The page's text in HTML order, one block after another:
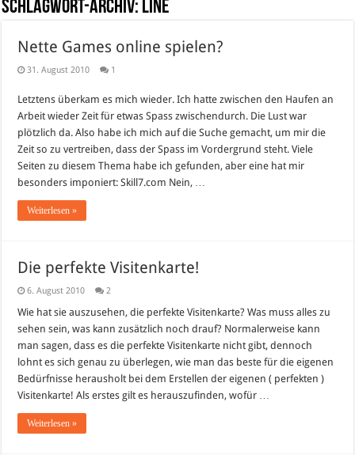
Schlagwort-Archiv: LiNe
Nette Games online spielen?
31. August 2010 1
Letztens überkam es mich wieder. Ich hatte zwischen den Haufen an
Arbeit wieder Zeit für etwas Spass zwischendurch. Die Lust war
plötzlich da. Also habe ich mich auf die Suche gemacht, um mir die
Zeit so zu vertreiben, dass der Spass im Vordergrund steht. Viele
Seiten zu diesem Thema habe ich gefunden, aber eine hat mir
besonders imponiert: Skill7.com Nein, …
Weiterlesen »
Die perfekte Visitenkarte!
6. August 2010 2
Wie hat sie auszusehen, die perfekte Visitenkarte? Was muss alles zu
sehen sein, was kann zusätzlich noch drauf? Normalerweise kann
man sagen, dass es die perfekte Visitenkarte nicht gibt, dennoch
lohnt es sich genau zu überlegen, wie man das beste für die eigenen
Bedürfnisse herausholt bei dem Erstellen der eigenen ( perfekten )
Visitenkarte! Als erstes gilt es herauszufinden, wofür …
Weiterlesen »